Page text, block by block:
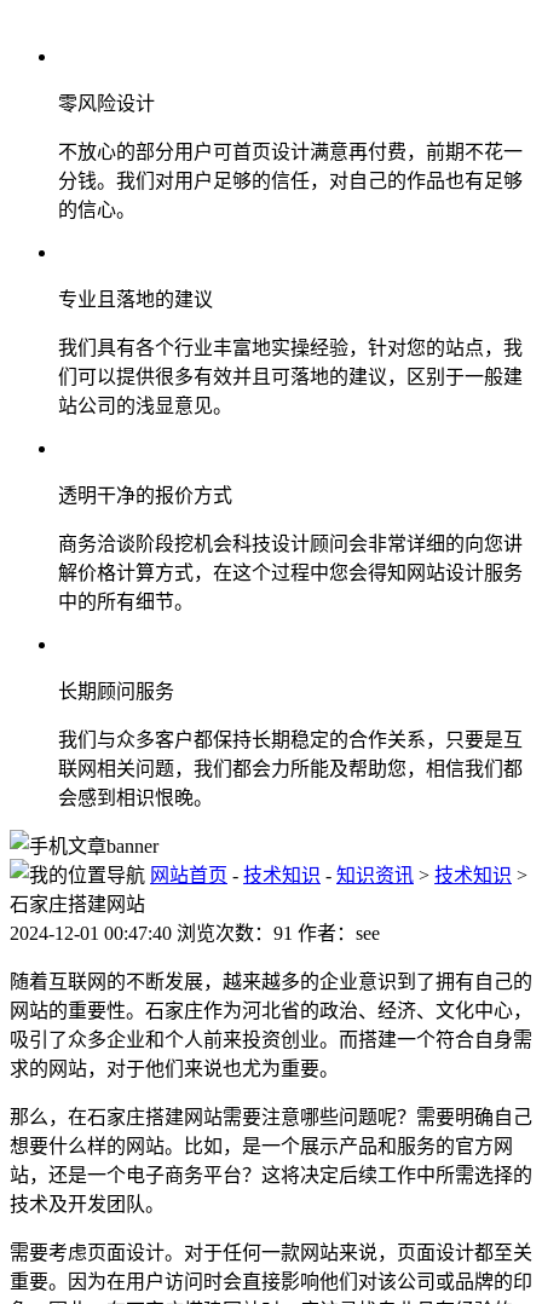
零风险设计
不放心的部分用户可首页设计满意再付费，前期不花一
分钱。我们对用户足够的信任，对自己的作品也有足够
的信心。
专业且落地的建议
我们具有各个行业丰富地实操经验，针对您的站点，我
们可以提供很多有效并且可落地的建议，区别于一般建
站公司的浅显意见。
透明干净的报价方式
商务洽谈阶段挖机会科技设计顾问会非常详细的向您讲
解价格计算方式，在这个过程中您会得知网站设计服务
中的所有细节。
长期顾问服务
我们与众多客户都保持长期稳定的合作关系，只要是互
联网相关问题，我们都会力所能及帮助您，相信我们都
会感到相识恨晚。
网站首页 - 技术知识 - 知识资讯 > 技术知识 >
石家庄搭建网站
2024-12-01 00:47:40 浏览次数：91 作者：see
随着互联网的不断发展，越来越多的企业意识到了拥有自己的
网站的重要性。石家庄作为河北省的政治、经济、文化中心，
吸引了众多企业和个人前来投资创业。而搭建一个符合自身需
求的网站，对于他们来说也尤为重要。
那么，在石家庄搭建网站需要注意哪些问题呢？需要明确自己
想要什么样的网站。比如，是一个展示产品和服务的官方网
站，还是一个电子商务平台？这将决定后续工作中所需选择的
技术及开发团队。
需要考虑页面设计。对于任何一款网站来说，页面设计都至关
重要。因为在用户访问时会直接影响他们对该公司或品牌的印